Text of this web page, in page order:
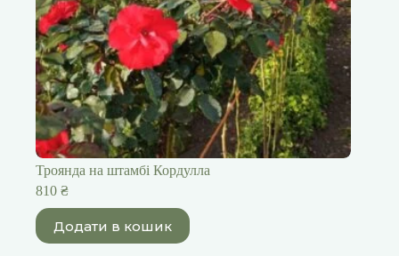
Троянда на штамбі Кордулла
810 ₴
Додати в кошик